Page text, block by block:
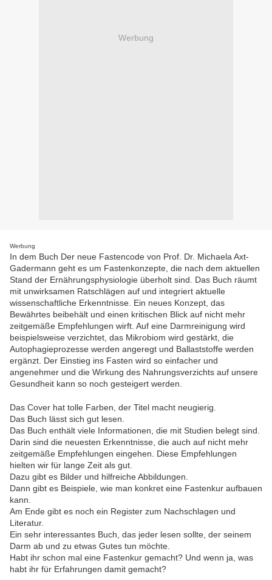
Werbung
Werbung
In dem Buch Der neue Fastencode von Prof. Dr. Michaela Axt-
Gadermann geht es um Fastenkonzepte, die nach dem aktuellen
Stand der Ernährungsphysiologie überholt sind. Das Buch räumt
mit unwirksamen Ratschlägen auf und integriert aktuelle
wissenschaftliche Erkenntnisse. Ein neues Konzept, das
Bewährtes beibehält und einen kritischen Blick auf nicht mehr
zeitgemäße Empfehlungen wirft. Auf eine Darmreinigung wird
beispielsweise verzichtet, das Mikrobiom wird gestärkt, die
Autophagieprozesse werden angeregt und Ballaststoffe werden
ergänzt. Der Einstieg ins Fasten wird so einfacher und
angenehmer und die Wirkung des Nahrungsverzichts auf unsere
Gesundheit kann so noch gesteigert werden.
Das Cover hat tolle Farben, der Titel macht neugierig.
Das Buch lässt sich gut lesen.
Das Buch enthält viele Informationen, die mit Studien belegt sind.
Darin sind die neuesten Erkenntnisse, die auch auf nicht mehr
zeitgemäße Empfehlungen eingehen. Diese Empfehlungen
hielten wir für lange Zeit als gut.
Dazu gibt es Bilder und hilfreiche Abbildungen.
Dann gibt es Beispiele, wie man konkret eine Fastenkur aufbauen
kann.
Am Ende gibt es noch ein Register zum Nachschlagen und
Literatur.
Ein sehr interessantes Buch, das jeder lesen sollte, der seinem
Darm ab und zu etwas Gutes tun möchte.
Habt ihr schon mal eine Fastenkur gemacht? Und wenn ja, was
habt ihr für Erfahrungen damit gemacht?